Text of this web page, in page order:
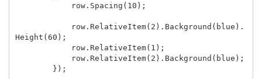
row. Spacing ( 10 );
row. RelativeItem( 2 ). Background ( blue ).
Height ( 60 );
row. RelativeItem( 1 );
row. RelativeItem( 2 ). Background ( blue );
});